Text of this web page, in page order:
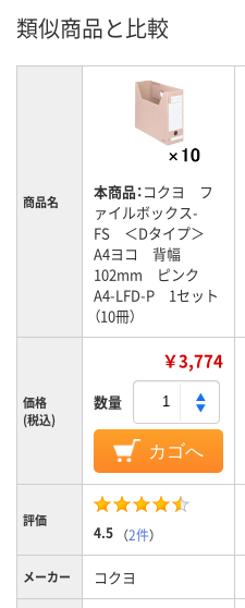
類似商品と比較
商品名 本商品：コクヨ フ
ァイルボックス-
FS ＜Dタイプ＞
A4ヨコ 背幅
102mm ピンク
A4-LFD-P 1セット
（10冊）
価格
(税込)
￥3,774
数量
カゴへ
評価
4.5 （2件）
メーカー コクヨ